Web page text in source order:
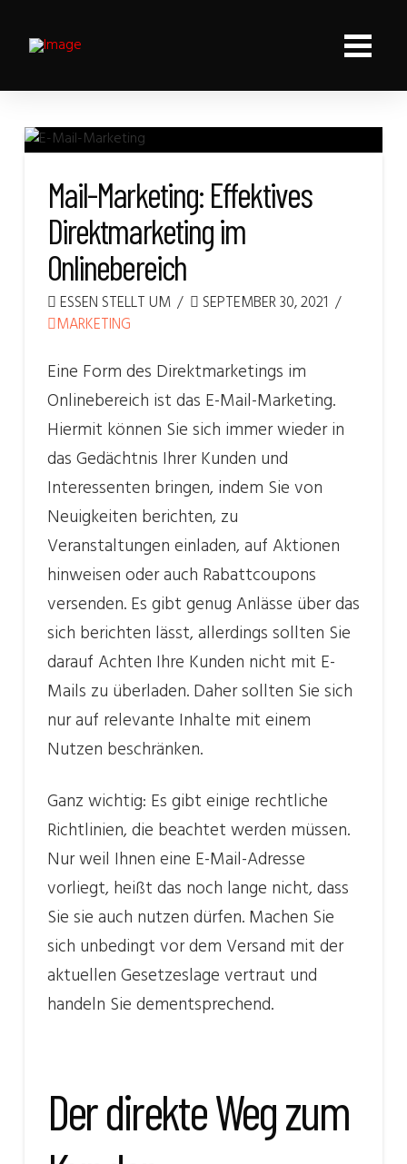
Mail-Marketing: Effektives
Direktmarketing im
Onlinebereich
ESSEN STELLT UM
SEPTEMBER 30, 2021
MARKETING
Eine Form des Direktmarketings im
Onlinebereich ist das E-Mail-Marketing.
Hiermit können Sie sich immer wieder in
das Gedächtnis Ihrer Kunden und
Interessenten bringen, indem Sie von
Neuigkeiten berichten, zu
Veranstaltungen einladen, auf Aktionen
hinweisen oder auch Rabattcoupons
versenden. Es gibt genug Anlässe über das
sich berichten lässt, allerdings sollten Sie
darauf Achten Ihre Kunden nicht mit E-
Mails zu überladen. Daher sollten Sie sich
nur auf relevante Inhalte mit einem
Nutzen beschränken.
Ganz wichtig: Es gibt einige rechtliche
Richtlinien, die beachtet werden müssen.
Nur weil Ihnen eine E-Mail-Adresse
vorliegt, heißt das noch lange nicht, dass
Sie sie auch nutzen dürfen. Machen Sie
sich unbedingt vor dem Versand mit der
aktuellen Gesetzeslage vertraut und
handeln Sie dementsprechend.
Der direkte Weg zum